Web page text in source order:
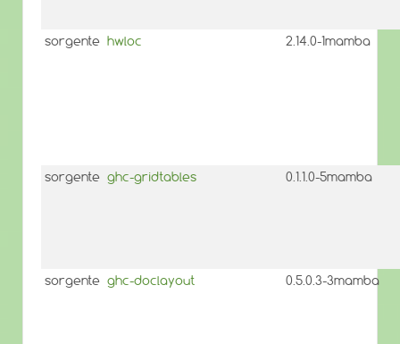
sorgente hwloc 2.14.0-1mamba
sorgente ghc-gridtables 0.1.1.0-5mamba
sorgente ghc-doclayout 0.5.0.3-3mamba